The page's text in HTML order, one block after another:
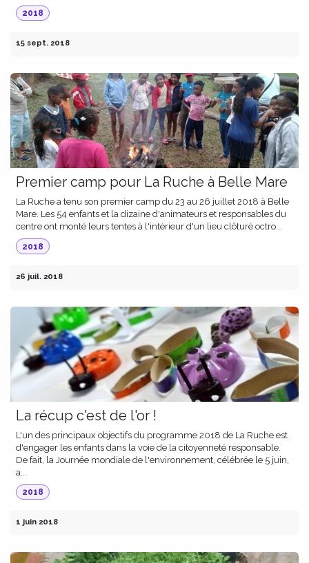
2018
15 sept. 2018
Premier camp pour La Ruche à Belle Mare
La Ruche a tenu son premier camp du 23 au 26 juillet 2018 à Belle
Mare. Les 54 enfants et la dizaine d'animateurs et responsables du
centre ont monté leurs tentes à l'intérieur d'un lieu clôturé octro...
2018
26 juil. 2018
La récup c'est de l'or !
L'un des principaux objectifs du programme 2018 de La Ruche est
d'engager les enfants dans la voie de la citoyenneté responsable.
De fait, la Journée mondiale de l'environnement, célébrée le 5 juin,
a...
2018
1 juin 2018